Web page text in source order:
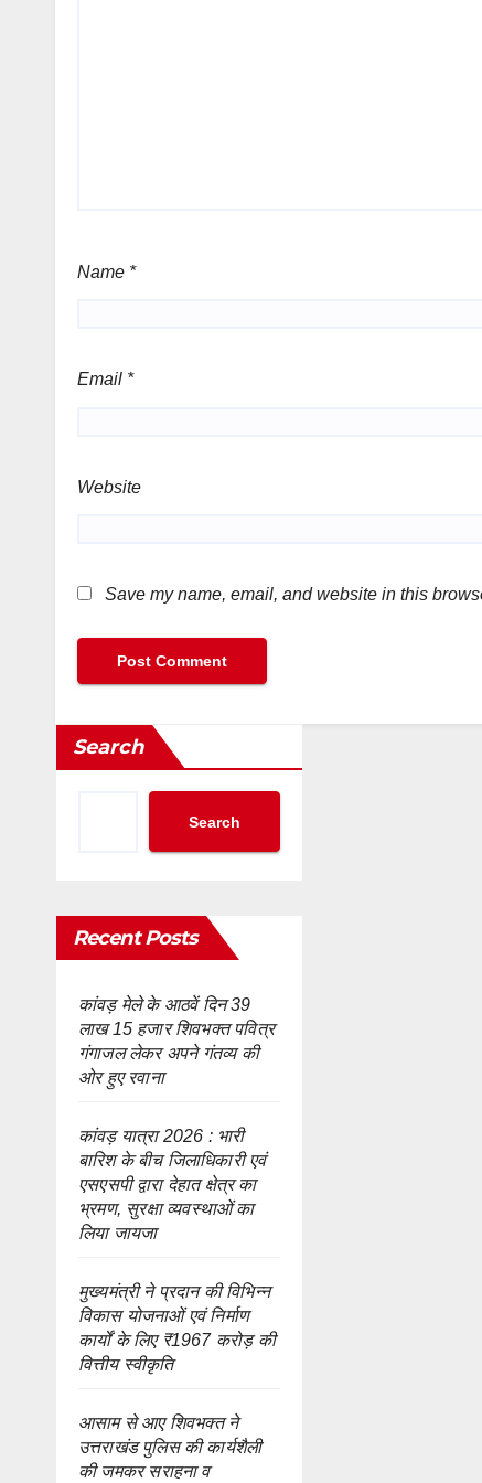
Name *
Email *
Website
Save my name, email, and website in this
Search
Search
Recent Posts
कांवड़ मेले के आठवें दिन 39
लाख 15 हजार शिवभक्त पवित्र
गंगाजल लेकर अपने गंतव्य की
ओर हुए रवाना
कांवड़ यात्रा 2026 : भारी
बारिश के बीच जिलाधिकारी एवं
एसएसपी द्वारा देहात क्षेत्र का
भ्रमण, सुरक्षा व्यवस्थाओं का
लिया जायजा
मुख्यमंत्री ने प्रदान की विभिन्न
विकास योजनाओं एवं निर्माण
कार्यों के लिए ₹1967 करोड़ की
वित्तीय स्वीकृति
आसाम से आए शिवभक्त ने
उत्तराखंड पुलिस की कार्यशैली
की जमकर सराहना व